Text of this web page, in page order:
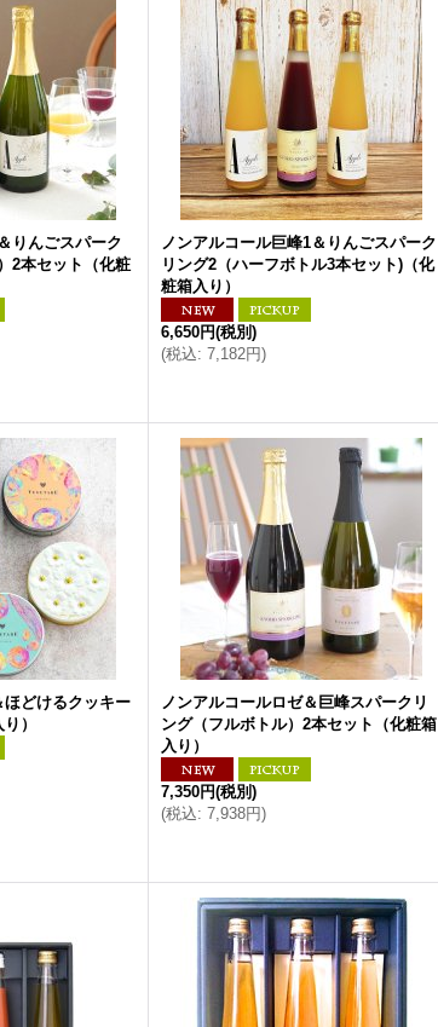
りんごスパーク
2本セット（化粧
ノンアルコール巨峰1＆りんごスパーク
リング2（ハーフボトル3本セット)（化
粧箱入り）
6,650円(税別)
(税込: 7,182円)
どけるクッキー
）
ノンアルコールロゼ＆巨峰スパークリ
ング（フルボトル）2本セット（化粧箱
入り）
7,350円(税別)
(税込: 7,938円)